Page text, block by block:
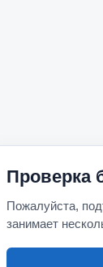
Проверка
Пожалуйста,
занимает